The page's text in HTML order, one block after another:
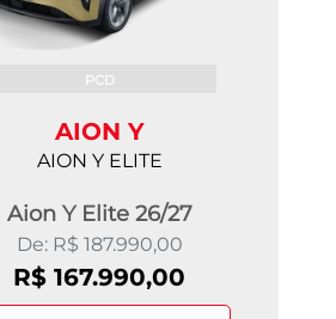
AION Y
AION Y ELITE
Aion Y Elite 26/27
PCD
De: R$ 187.990,00
R$ 167.990,00